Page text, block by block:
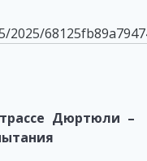
Дюртюли –